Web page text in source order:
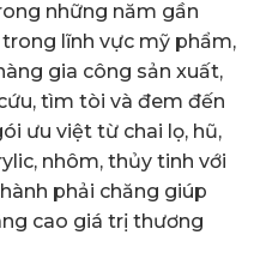
những năm gần
lĩnh vực mỹ phẩm,
gia công sản xuất,
tìm tòi và đem đến
ưu việt từ chai lọ, hũ,
nhôm, thủy tinh với
phải chăng giúp
cao giá trị thương